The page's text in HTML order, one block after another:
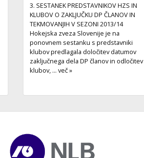
3. SESTANEK PREDSTAVNIKOV HZS IN
KLUBOV O ZAKLJUČKU DP ČLANOV IN
TEKMOVANJIH V SEZONI 2013/14
Hokejska zveza Slovenije je na
ponovnem sestanku s predstavniki
klubov predlagala določitev datumov
zaključnega dela DP članov in odločitev
klubov, ... več »